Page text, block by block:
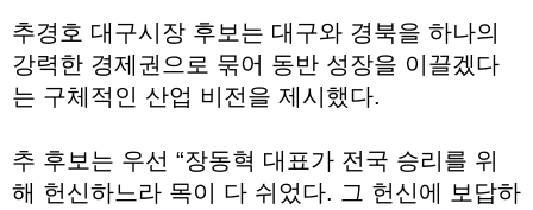
추경호 대구시장 후보는 대구와 경북을 하나의
강력한 경제권으로 묶어 동반 성장을 이끌겠다
는 구체적인 산업 비전을 제시했다.
추 후보는 우선 “장동혁 대표가 전국 승리를 위
해 헌신하느라 목이 다 쉬었다. 그 헌신에 보답하